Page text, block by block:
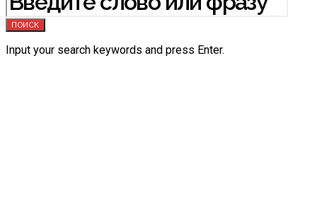
ПОИСК
Input your search keywords and press Enter.